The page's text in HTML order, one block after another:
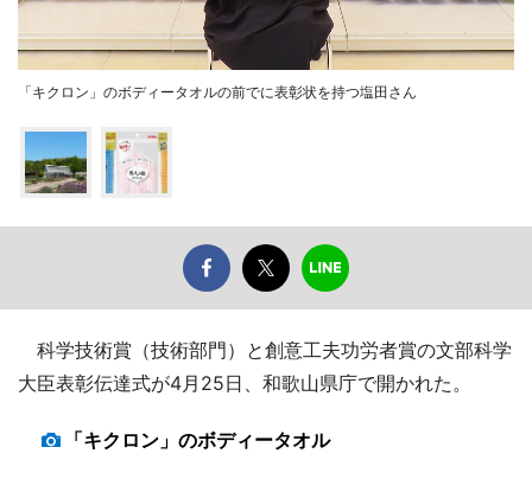
「キクロン」のボディータオルの前でに表彰状を持つ塩田さん
科学技術賞（技術部門）と創意工夫功労者賞の文部科学
大臣表彰伝達式が4月25日、和歌山県庁で開かれた。
「キクロン」のボディータオル